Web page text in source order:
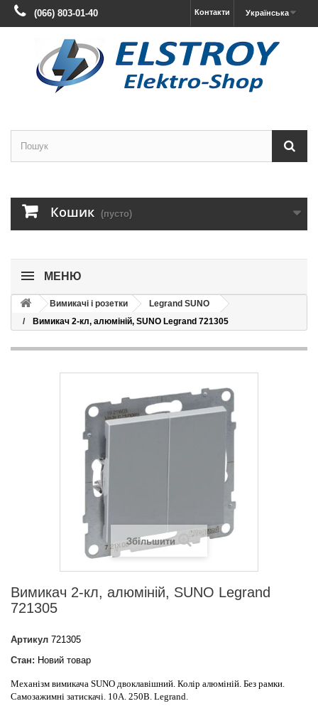
Українська
Контакти
(066) 803-01-40
Кошик (пусто)
МЕНЮ
Вимикачі і розетки
Legrand SUNO
Вимикач 2-кл, алюміній, SUNO Legrand 721305
Збільшити
Вимикач 2-кл, алюміній, SUNO Legrand
721305
Артикул 721305
Стан: Новий товар
Механізм вимикача SUNO двоклавішний. Колір алюміній. Без рамки.
Самозажимні затискачі. 10А. 250В. Legrand.